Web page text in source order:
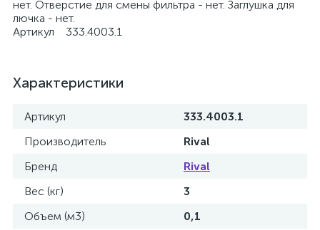
нет. Отверстие для смены фильтра - нет. Заглушка для
лючка - нет.
Артикул 333.4003.1
Характеристики
Артикул
333.4003.1
Производитель
Rival
Бренд
Rival
Вес (кг)
3
Объем (м3)
0,1